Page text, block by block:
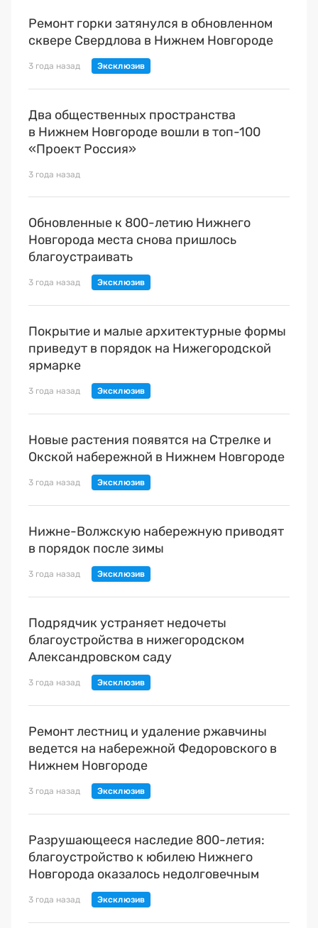
Ремонт горки затянулся в обновленном
сквере Свердлова в Нижнем Новгороде
3 года назад
Два общественных пространства
в Нижнем Новгороде вошли в топ-100
«Проект Россия»
3 года назад
Обновленные к 800-летию Нижнего
Новгорода места снова пришлось
благоустраивать
3 года назад
Покрытие и малые архитектурные формы
приведут в порядок на Нижегородской
ярмарке
3 года назад
Новые растения появятся на Стрелке и
Окской набережной в Нижнем Новгороде
3 года назад
Нижне-Волжскую набережную приводят
в порядок после зимы
3 года назад
Подрядчик устраняет недочеты
благоустройства в нижегородском
Александровском саду
3 года назад
Ремонт лестниц и удаление ржавчины
ведется на набережной Федоровского в
Нижнем Новгороде
3 года назад
Разрушающееся наследие 800-летия:
благоустройство к юбилею Нижнего
Новгорода оказалось недолговечным
3 года назад